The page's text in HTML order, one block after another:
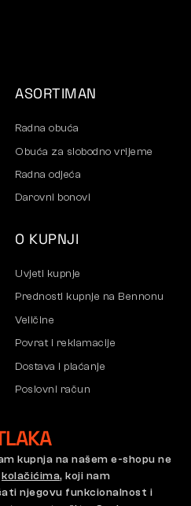
ASORTIMAN
Radna obuća
Obuća za slobodno vrijeme
Radna odjeća
Darovni bonovi
O KUPNJI
Uvjeti kupnje
Prednosti kupnje na Bennonu
Veličine
Povrat i reklamacije
Dostava i plaćanje
Poslovni račun
Reklamacije i jamstvo
Pravilnik o reklamacijama
kupnja na našem e-shopu ne
kolačićima, koji nam
njegovu funkcionalnost i